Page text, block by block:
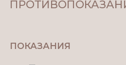
ПОКАЗАНИЯ